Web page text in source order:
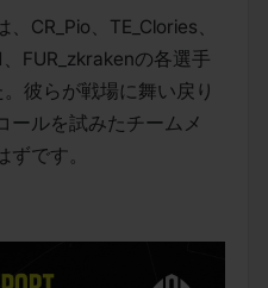
CR_Pio、TE_Clories、
、FUR_zkrakenの各選手
彼らが戦場に舞い戻り
ールを試みたチームメ
です。